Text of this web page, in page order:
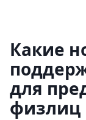
Какие
для
физлиц